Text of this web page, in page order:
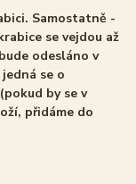
Samostatně -
se vejdou až
odesláno v
se o
by se v
přidáme do